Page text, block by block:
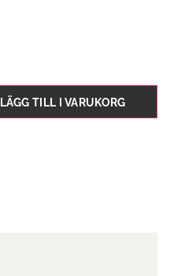
LÄGG TILL I VARUKORG